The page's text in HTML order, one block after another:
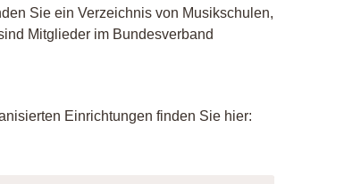
Sie ein Verzeichnis von Musikschulen,
Mitglieder im Bundesverband
Einrichtungen finden Sie hier: